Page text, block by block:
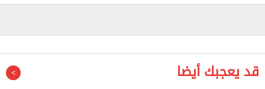
بالاحتياجات الأساسية من: ملابس، بطاطين، مشمعات،
ويتواجد الهلال الأحمر المصري على الحدود منذ بدء
قد يعجبك أيضا